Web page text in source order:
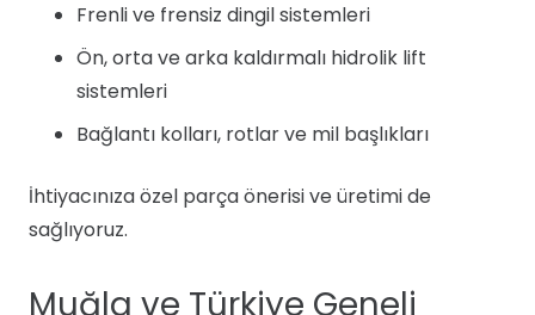
Frenli ve frensiz dingil sistemleri
Ön, orta ve arka kaldırmalı hidrolik lift
sistemleri
Bağlantı kolları, rotlar ve mil başlıkları
İhtiyacınıza özel parça önerisi ve üretimi de
sağlıyoruz.
Muğla ve Türkiye Geneli